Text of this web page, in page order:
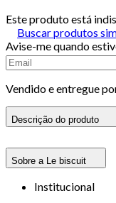
Este produto está
Buscar produtos
Avise-me quando
Vendido e entregue
Descrição do produto
Sobre a Le biscuit
Institucional